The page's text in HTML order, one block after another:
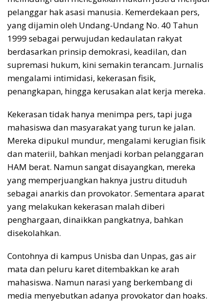
pelanggar hak asasi manusia. Kemerdekaan pers,
yang dijamin oleh Undang-Undang No. 40 Tahun
1999 sebagai perwujudan kedaulatan rakyat
berdasarkan prinsip demokrasi, keadilan, dan
supremasi hukum, kini semakin terancam. Jurnalis
mengalami intimidasi, kekerasan fisik,
penangkapan, hingga kerusakan alat kerja mereka.
Kekerasan tidak hanya menimpa pers, tapi juga
mahasiswa dan masyarakat yang turun ke jalan.
Mereka dipukul mundur, mengalami kerugian fisik
dan materiil, bahkan menjadi korban pelanggaran
HAM berat. Namun sangat disayangkan, mereka
yang memperjuangkan haknya justru dituduh
sebagai anarkis dan provokator. Sementara aparat
yang melakukan kekerasan malah diberi
penghargaan, dinaikkan pangkatnya, bahkan
disekolahkan.
Contohnya di kampus Unisba dan Unpas, gas air
mata dan peluru karet ditembakkan ke arah
mahasiswa. Namun narasi yang berkembang di
media menyebutkan adanya provokator dan hoaks.